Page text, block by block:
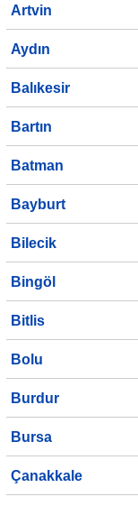
Artvin
Aydın
Balıkesir
Bartın
Batman
Bayburt
Bilecik
Bingöl
Bitlis
Bolu
Burdur
Bursa
Çanakkale